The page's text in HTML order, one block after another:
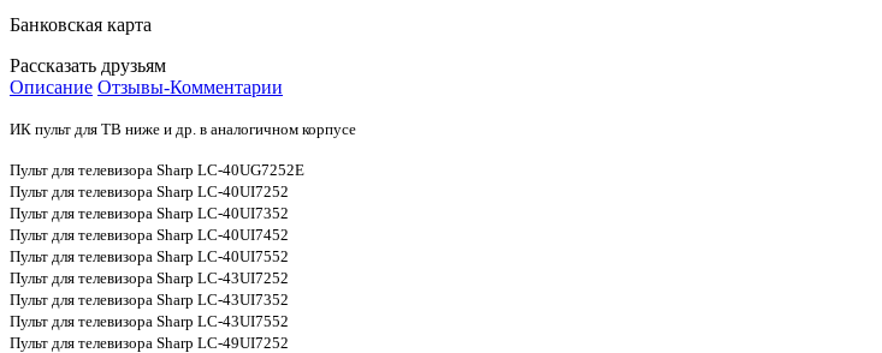
Банковская карта
Рассказать друзьям
Описание Отзывы-Комментарии
ИК пульт для ТВ ниже и др. в аналогичном корпусе
Пульт для телевизора Sharp LC-40UG7252E
Пульт для телевизора Sharp LC-40UI7252
Пульт для телевизора Sharp LC-40UI7352
Пульт для телевизора Sharp LC-40UI7452
Пульт для телевизора Sharp LC-40UI7552
Пульт для телевизора Sharp LC-43UI7252
Пульт для телевизора Sharp LC-43UI7352
Пульт для телевизора Sharp LC-43UI7552
Пульт для телевизора Sharp LC-49UI7252